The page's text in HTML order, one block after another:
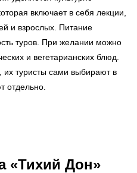
включает в себя лекции,
и взрослых. Питание
туров. При желании можно
и вегетарианских блюд.
их туристы сами выбирают в
отдельно.
«Тихий Дон»